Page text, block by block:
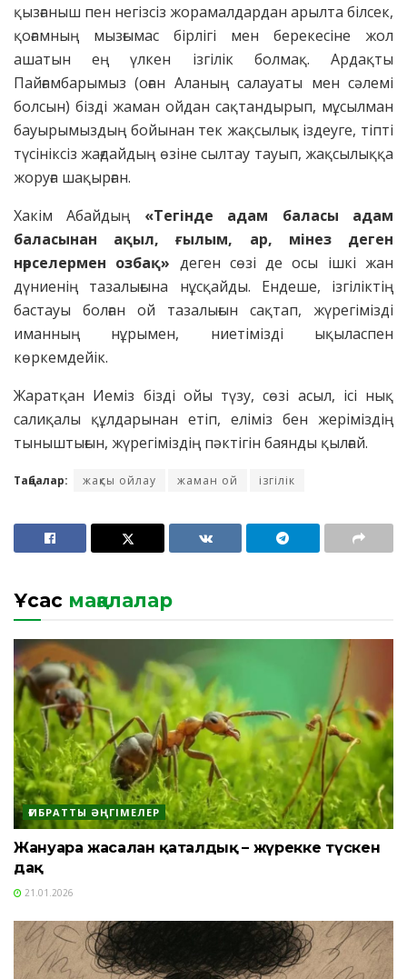
қызғаныш пен негізсіз жорамалдардан арылта білсек,
қоғамның мызғымас бірлігі мен берекесіне жол
ашатын ең үлкен ізгілік болмақ. Ардақты
Пайғамбарымыз (оған Аланың салауаты мен сәлемі
болсын) бізді жаман ойдан сақтандырып, мұсылман
бауырымыздың бойынан тек жақсылық іздеуге, тіпті
түсініксіз жағдайдың өзіне сылтау тауып, жақсылыққа
жоруға шақырған.
Хакім Абайдың «Тегінде адам баласы адам
баласынан ақыл, ғылым, ар, мінез деген
нәрселермен озбақ» деген сөзі де осы ішкі жан
дүниенің тазалығына нұсқайды. Ендеше, ізгіліктің
бастауы болған ой тазалығын сақтап, жүрегімізді
иманның нұрымен, ниетімізді ықыласпен
көркемдейік.
Жаратқан Иеміз бізді ойы түзу, сөзі асыл, ісі нық
салиқалы құлдарынан етіп, еліміз бен жеріміздің
тыныштығын, жүрегіміздің пәктігін баянды қылғай.
Таңбалар: жақсы ойлау жаман ой ізгілік
Ұқсас мақалалар
ҒИБРАТТЫ ӘҢГІМЕЛЕР
Жануарға жасалған қаталдық – жүрекке түскен
дақ
21.01.2026